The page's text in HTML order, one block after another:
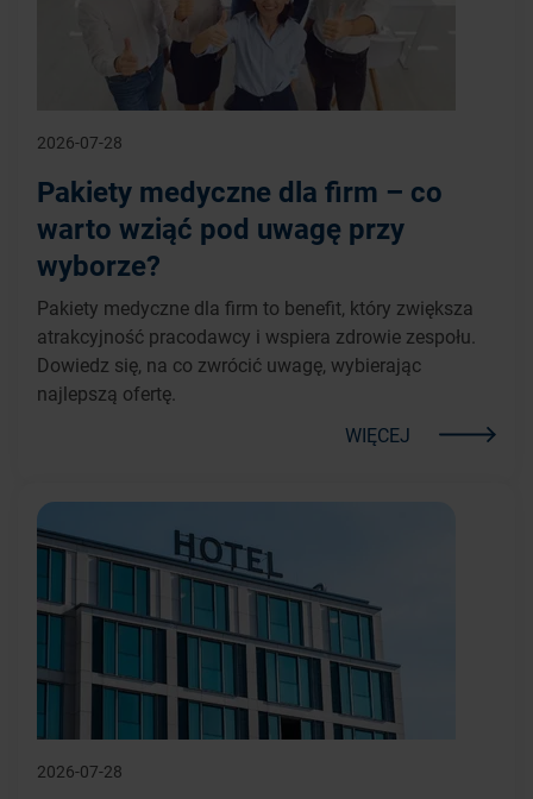
2026-07-28
Pakiety medyczne dla firm – co
warto wziąć pod uwagę przy
wyborze?
Pakiety medyczne dla firm to benefit, który zwiększa
atrakcyjność pracodawcy i wspiera zdrowie zespołu.
Dowiedz się, na co zwrócić uwagę, wybierając
najlepszą ofertę.
WIĘCEJ
2026-07-28